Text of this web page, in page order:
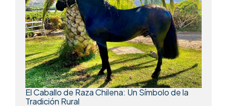
El Caballo de Raza Chilena: Un Símbolo de la
Tradición Rural